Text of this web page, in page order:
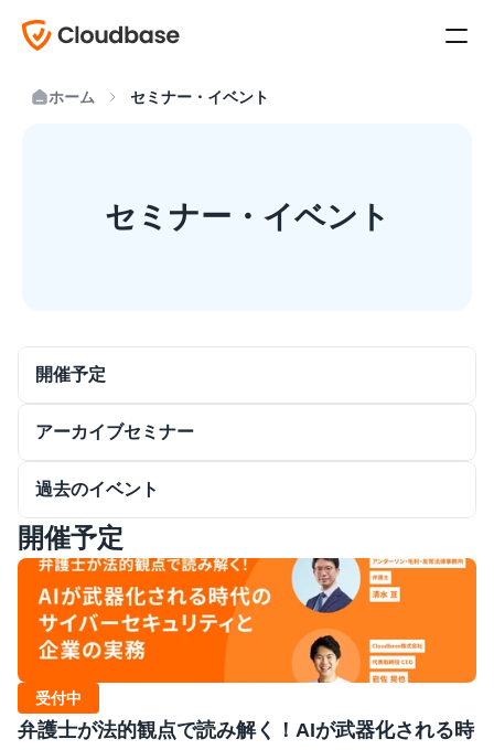
ホーム セミナー・イベント
セミナー・イベント
開催予定
アーカイブセミナー
過去のイベント
開催予定
受付中
弁護士が法的観点で読み解く！AIが武器化される時